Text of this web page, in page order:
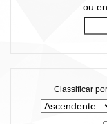
ou
Classificar